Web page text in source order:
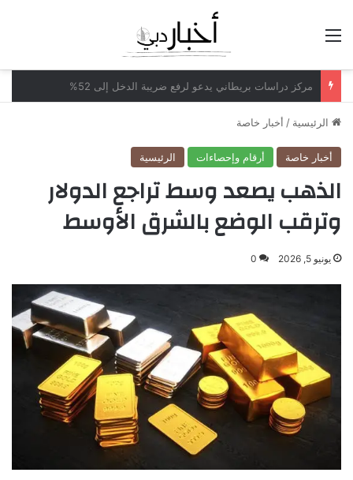
مكاتب محاماة أميركية تدرس بيع حصص لشركات الأسهم الخاصة
الرئيسية / أخبار خاصة
أخبار خاصة أرقام وإحصاءات الرئيسية
الذهب يصعد وسط تراجع الدولار
وترقب الوضع بالشرق الأوسط
يونيو 5, 2026 0